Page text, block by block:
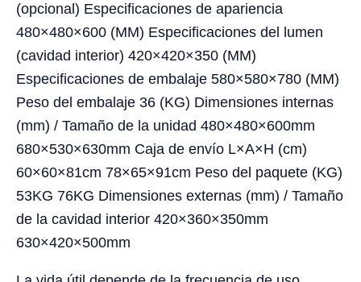
(opcional) Especificaciones de apariencia
480×480×600 (MM) Especificaciones del lumen
(cavidad interior) 420×420×350 (MM)
Especificaciones de embalaje 580×580×780 (MM)
Peso del embalaje 36 (KG) Dimensiones internas
(mm) / Tamaño de la unidad 480×480×600mm
680×530×630mm Caja de envío L×A×H (cm)
60×60×81cm 78×65×91cm Peso del paquete (KG)
53KG 76KG Dimensiones externas (mm) / Tamaño
de la cavidad interior 420×360×350mm
630×420×500mm